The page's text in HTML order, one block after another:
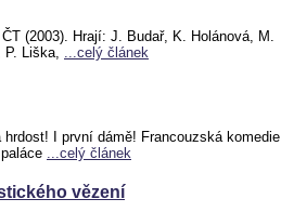
(2003). Hrají: J. Budař, K. Holánová, M.
P. Liška, ...celý článek
hrdost! I první dámě! Francouzská komedie
...celý článek
vězení